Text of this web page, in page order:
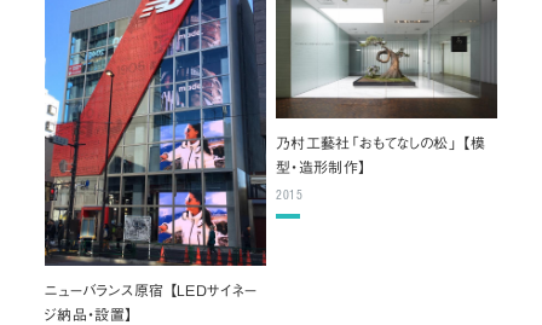
ニューバランス原宿 【LEDサイネー
ジ納品・設置】
乃村工藝社「おもてなしの松」 【模
型・造形制作】
2015